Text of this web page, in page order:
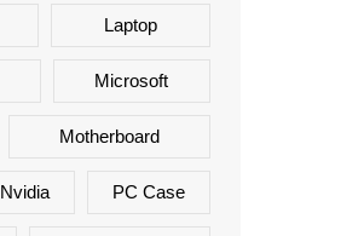
Laptop
Microsoft
Motherboard
Nvidia PC Case